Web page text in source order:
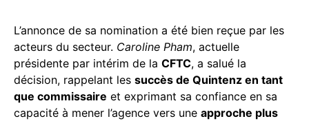
L’annonce de sa nomination a été bien reçue par les
acteurs du secteur. Caroline Pham, actuelle
présidente par intérim de la CFTC, a salué la
décision, rappelant les succès de Quintenz en tant
que commissaire et exprimant sa confiance en sa
capacité à mener l’agence vers une approche plus